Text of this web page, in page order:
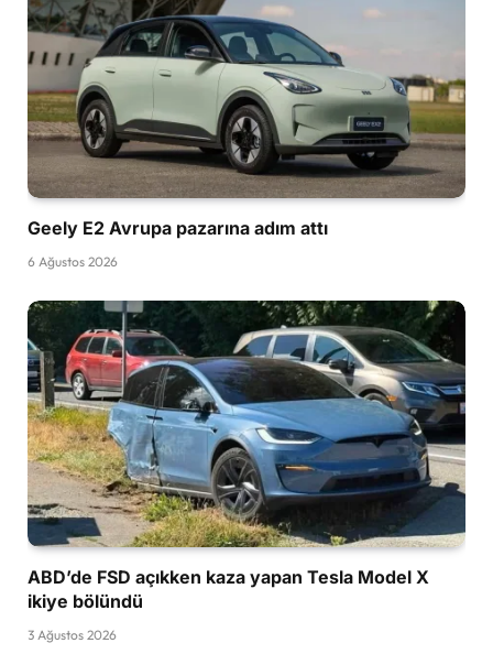
Geely E2 Avrupa pazarına adım attı
6 Ağustos 2026
ABD’de FSD açıkken kaza yapan Tesla Model X
ikiye bölündü
3 Ağustos 2026